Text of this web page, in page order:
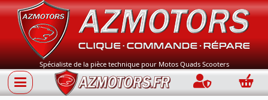
Spécialiste de la pièce technique pour Motos Quads Scooters
Connection